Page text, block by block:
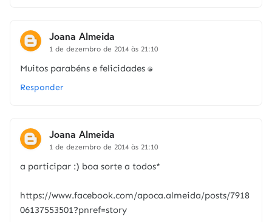
Joana Almeida
1 de dezembro de 2014 às 21:10
Muitos parabéns e felicidades :D
Responder
Joana Almeida
1 de dezembro de 2014 às 21:10
a participar :) boa sorte a todos*
https://www.facebook.com/apoca.almeida/posts/7918
06137553501?pnref=story